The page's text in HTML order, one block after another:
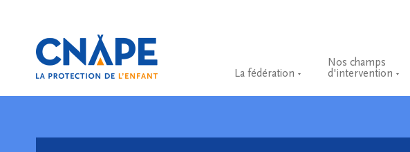
La fédération
Nos champs
d'intervention